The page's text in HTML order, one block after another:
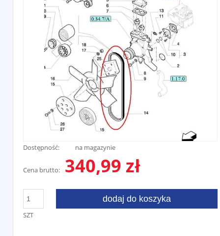
Dostępność: na magazynie
Cena brutto: 340,99 zł
SZT
dodaj do koszyka